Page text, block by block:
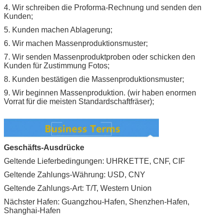
4. Wir schreiben die Proforma-Rechnung und senden den
Kunden;
5. Kunden machen Ablagerung;
6. Wir machen Massenproduktionsmuster;
7. Wir senden Massenproduktproben oder schicken den
Kunden für Zustimmung Fotos;
8. Kunden bestätigen die Massenproduktionsmuster;
9. Wir beginnen Massenproduktion. (wir haben enormen
Vorrat für die meisten Standardschaftfräser);
Geschäfts-Ausdrücke
Geltende Lieferbedingungen: UHRKETTE, CNF, CIF
Geltende Zahlungs-Währung: USD, CNY
Geltende Zahlungs-Art: T/T, Western Union
Nächster Hafen: Guangzhou-Hafen, Shenzhen-Hafen,
Shanghai-Hafen